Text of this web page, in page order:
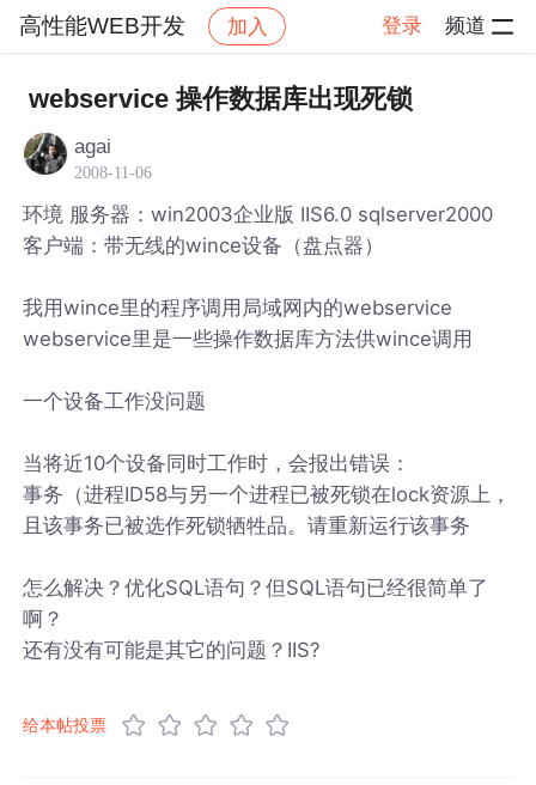
高性能WEB开发 加入 登录 频道
高性能WEB开发 帖子详情
webservice 操作数据库出现死锁
agai
2008-11-06
环境 服务器：win2003企业版 IIS6.0 sqlserver2000
客户端：带无线的wince设备（盘点器）
我用wince里的程序调用局域网内的webservice
webservice里是一些操作数据库方法供wince调用
一个设备工作没问题
当将近10个设备同时工作时，会报出错误：
事务（进程ID58与另一个进程已被死锁在lock资源上，
且该事务已被选作死锁牺牲品。请重新运行该事务
怎么解决？优化SQL语句？但SQL语句已经很简单了
啊？
还有没有可能是其它的问题？IIS?
给本帖投票